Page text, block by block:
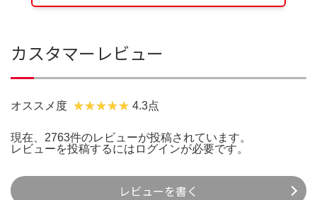
カスタマーレビュー
オススメ度 4.3点
現在、2763件のレビューが投稿されています。
レビューを投稿するには ログインが必要です。
レビューを書く